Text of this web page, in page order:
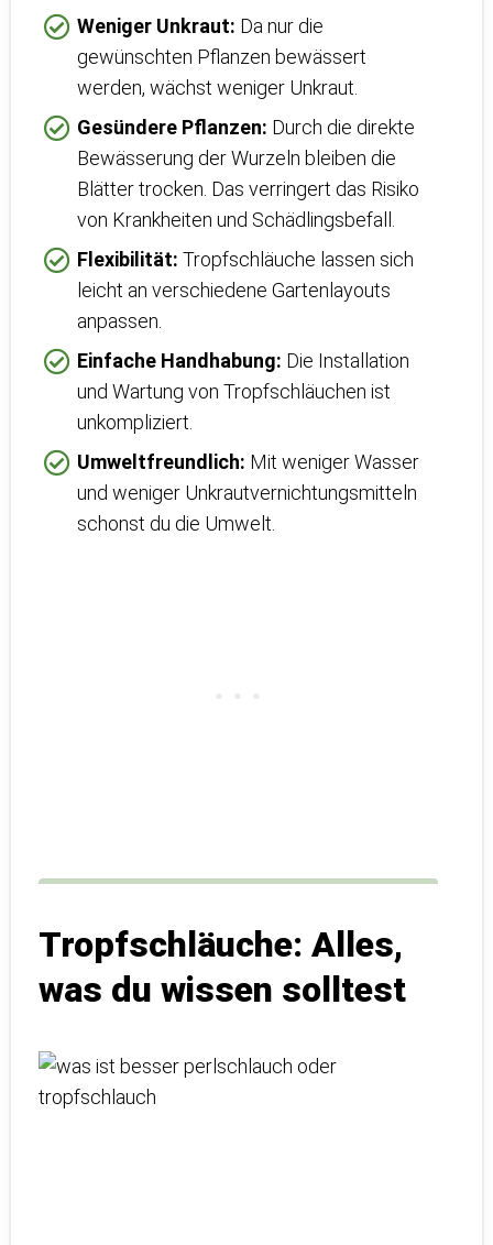
Weniger Unkraut: Da nur die
gewünschten Pflanzen bewässert
werden, wächst weniger Unkraut.
Gesündere Pflanzen: Durch die direkte
Bewässerung der Wurzeln bleiben die
Blätter trocken. Das verringert das Risiko
von Krankheiten und Schädlingsbefall.
Flexibilität: Tropfschläuche lassen sich
leicht an verschiedene Gartenlayouts
anpassen.
Einfache Handhabung: Die Installation
und Wartung von Tropfschläuchen ist
unkompliziert.
Umweltfreundlich: Mit weniger Wasser
und weniger Unkrautvernichtungsmitteln
schonst du die Umwelt.
Tropfschläuche: Alles,
was du wissen solltest